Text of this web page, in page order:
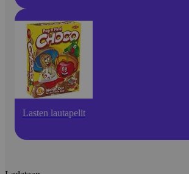
Lasten lautapelit